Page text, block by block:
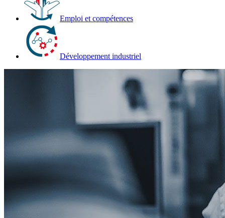
Emploi et compétences
Développement industriel